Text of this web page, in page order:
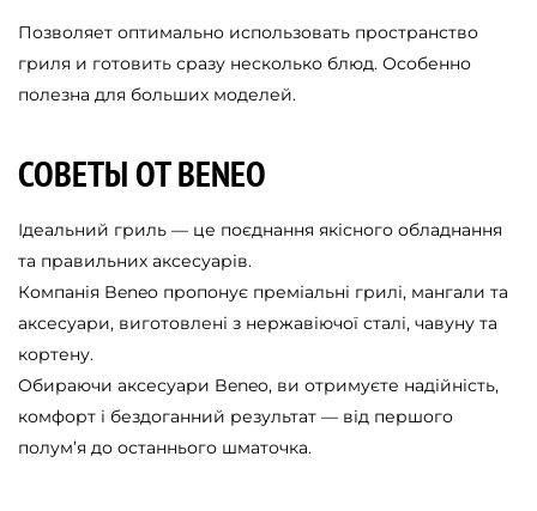
Позволяет оптимально использовать пространство
гриля и готовить сразу несколько блюд. Особенно
полезна для больших моделей.
СОВЕТЫ ОТ BENEO
Ідеальний гриль — це поєднання якісного обладнання
та правильних аксесуарів.
Компанія Beneo пропонує преміальні грилі, мангали та
аксесуари, виготовлені з нержавіючої сталі, чавуну та
кортену.
Обираючи аксесуари Beneo, ви отримуєте надійність,
комфорт і бездоганний результат — від першого
полум’я до останнього шматочка.